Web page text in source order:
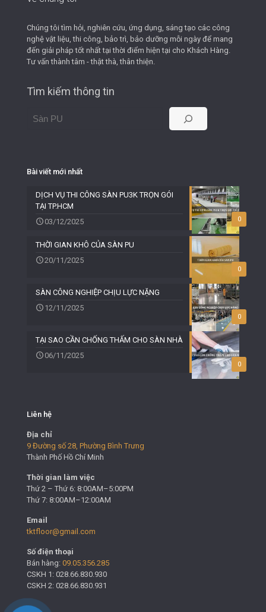
Chúng tôi tìm hỏi, nghiên cứu, ứng dụng, sáng tạo các công
nghệ vật liệu, thi công, bảo trì, bảo dưỡng mỗi ngày để mang
đến giải pháp tốt nhất tại thời điểm hiện tại cho Khách Hàng.
Tư vấn thành tâm - thật thà, thân thiện.
Tìm kiếm thông tin
Bài viết mới nhất
0
DỊCH VỤ THI CÔNG SÀN PU3K TRỌN GÓI
TẠI TP.HCM
03/12/2025
0
THỜI GIAN KHÔ CỦA SÀN PU
20/11/2025
0
SÀN CÔNG NGHIỆP CHỊU LỰC NẶNG
12/11/2025
0
TẠI SAO CẦN CHỐNG THẤM CHO SÀN NHÀ
06/11/2025
Liên hệ
Địa chỉ
9 Đường số 28, Phường Bình Trưng
Thành Phố Hồ Chí Minh
Thời gian làm việc
Thứ 2 – Thứ 6: 8:00AM–5:00PM
Thứ 7: 8:00AM–12:00AM
Email
tktfloor@gmail.com
Số điện thoại
Bán hàng: 09.05.356.285
CSKH 1: 028.66.830.930
CSKH 2: 028.66.830.931